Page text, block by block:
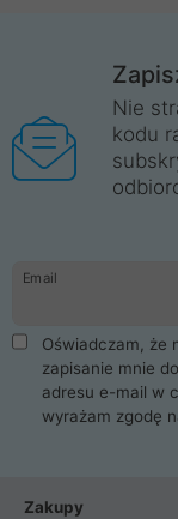
Nie
kodu
Email
Oświadczam, że
zapisanie mnie
adresu e-mail w
wyrażam zgodę
Zakupy